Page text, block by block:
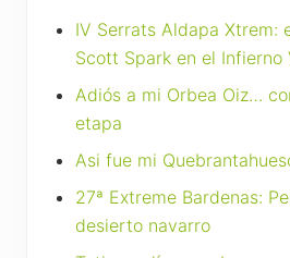
IV Serrats Aldapa Xtrem:
Scott Spark en el Infierno
Adiós a mi Orbea Oiz…
etapa
Asi fue mi
27ª Extreme Bardenas:
desierto navarro